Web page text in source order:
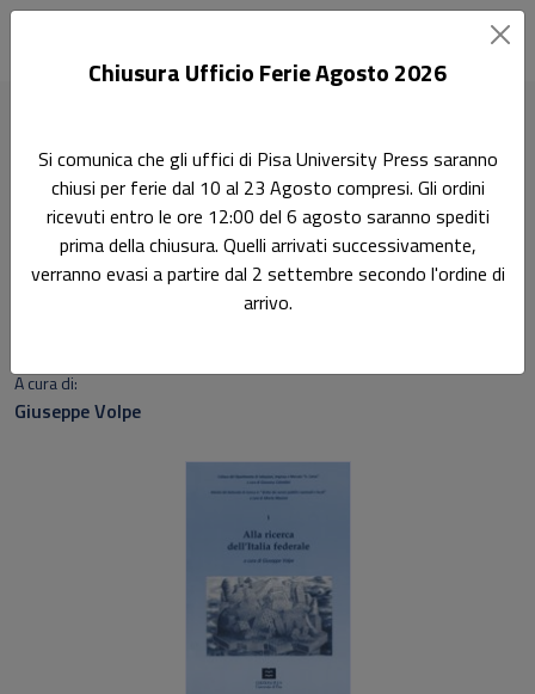
Ricerca
Alla ricerca dell'Italia
federale
A cura di:
Giuseppe Volpe
Chiusura Ufficio Ferie Agosto 2026
Si comunica che gli uffici di Pisa University Press saranno
chiusi per ferie dal 10 al 23 Agosto compresi. Gli ordini
ricevuti entro le ore 12:00 del 6 agosto saranno spediti
prima della chiusura. Quelli arrivati successivamente,
verranno evasi a partire dal 2 settembre secondo l'ordine di
arrivo.